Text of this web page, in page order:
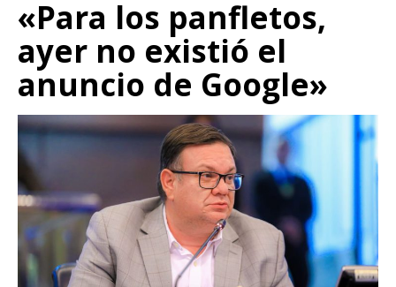
«Para los panfletos,
ayer no existió el
anuncio de Google»